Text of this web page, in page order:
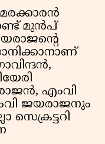
മുൻപ്
എംവി
ജയരാജനും
സെക്രട്ടറി